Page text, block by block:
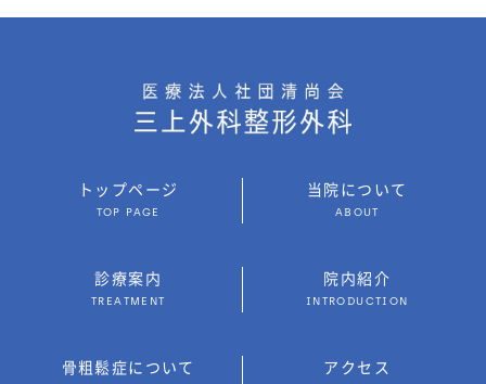
トップページ
TOP PAGE
当院について
ABOUT
診療案内
TREATMENT
院内紹介
INTRODUCTION
骨粗鬆症について アクセス